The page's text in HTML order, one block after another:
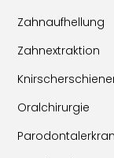
Zahnaufhellung
Zahnextraktion
Oralchirurgie